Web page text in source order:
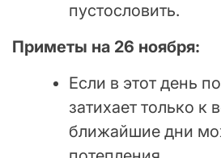
пустословить.
Приметы на 26 ноября:
Если в этот день
затихает только к
ближайшие дни